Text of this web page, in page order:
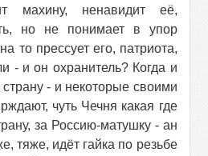
махину, ненавидит её,
но не понимает в упор
то прессует его, патриота,
- и он охранитель? Когда и
- и некоторые своими
чуть Чечня какая где
за Россию-матушку - ан
тяже, идёт гайка по резьбе